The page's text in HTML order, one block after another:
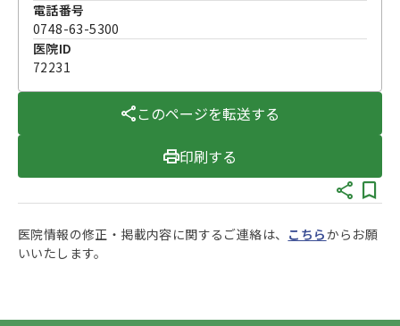
電話番号
0748-63-5300
医院ID
72231
このページを転送する
印刷する
医院情報の修正・掲載内容に関するご連絡は、 こちらからお願
いいたします。